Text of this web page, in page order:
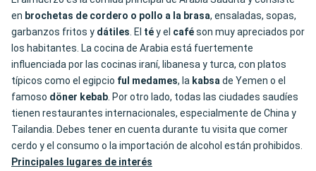
en brochetas de cordero o pollo a la brasa, ensaladas, sopas,
garbanzos fritos y dátiles. El téy el caféson muy apreciados por
los habitantes. La cocina de Arabia está fuertemente
influenciada por las cocinas iraní, libanesa y turca, con platos
típicos como el egipcio ful medames, la kabsade Yemen o el
famoso döner kebab. Por otro lado, todas las ciudades saudíes
tienen restaurantes internacionales, especialmente de China y
Tailandia. Debes tener en cuenta durante tu visita que comer
cerdo y el consumo o la importación de alcohol están prohibidos.
Principales lugares de interés